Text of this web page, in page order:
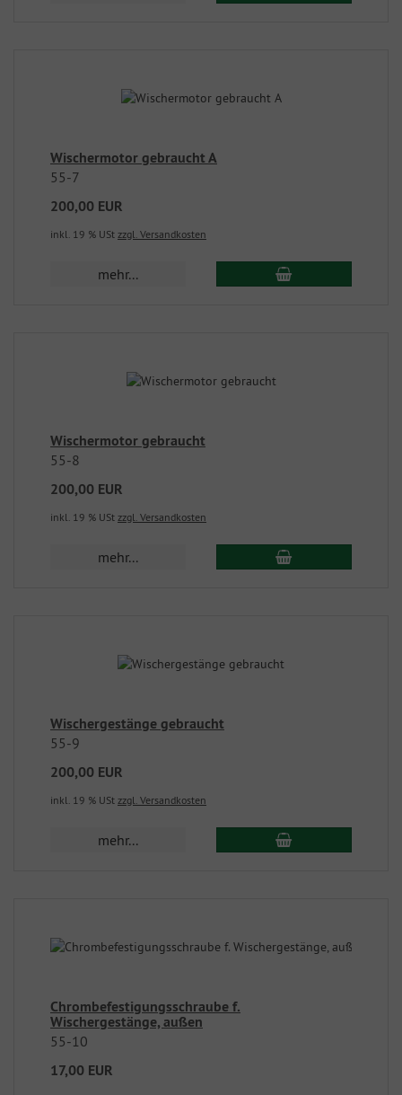
Wischermotor gebraucht A
55-7
200,00 EUR
inkl. 19 % USt zzgl. Versandkosten
mehr...
Wischermotor gebraucht
55-8
200,00 EUR
inkl. 19 % USt zzgl. Versandkosten
mehr...
Wischergestänge gebraucht
55-9
200,00 EUR
inkl. 19 % USt zzgl. Versandkosten
mehr...
Chrombefestigungsschraube f.
Wischergestänge, außen
55-10
17,00 EUR